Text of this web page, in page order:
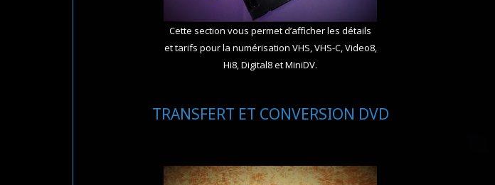
Cette section vous permet d’afficher les détails
et tarifs pour la numérisation VHS, VHS-C, Video8,
Hi8, Digital8 et MiniDV.
TRANSFERT ET CONVERSION DVD